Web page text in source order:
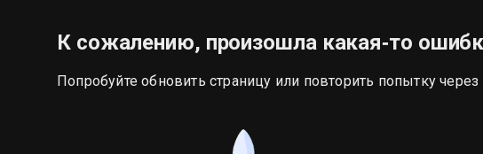
К сожалению, произошла какая‑то
Попробуйте обновить страницу или повторить попытку